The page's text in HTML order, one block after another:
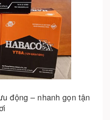
động – nhanh gọn tận
hàng